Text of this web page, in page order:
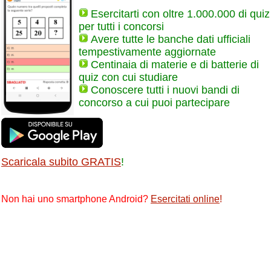
Esercitarti con oltre 1.000.000 di quiz
per tutti i concorsi
Avere tutte le banche dati ufficiali
tempestivamente aggiornate
Centinaia di materie e di batterie di
quiz con cui studiare
Conoscere tutti i nuovi bandi di
concorso a cui puoi partecipare
Scaricala subito GRATIS!
Non hai uno smartphone Android? Esercitati online!